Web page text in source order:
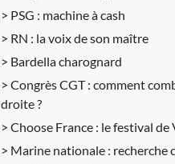
PSG : machine à cash
RN : la voix de son maître
Bardella charognard
Congrès CGT : comment
droite ?
Choose France : le festival de
Marine nationale : recherche